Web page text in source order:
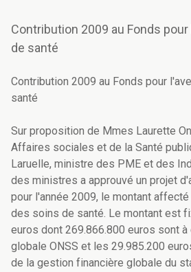
Contribution 2009 au Fonds
de santé
Contribution 2009 au Fonds pour
santé
Sur proposition de Mmes Laurette
Affaires sociales et de la Santé
Laruelle, ministre des PME et des
des ministres a approuvé un projet
pour l'année 2009, le montant
des soins de santé. Le montant est
euros dont 269.866.800 euros sont
globale ONSS et les 29.985.200
de la gestion financière globale du